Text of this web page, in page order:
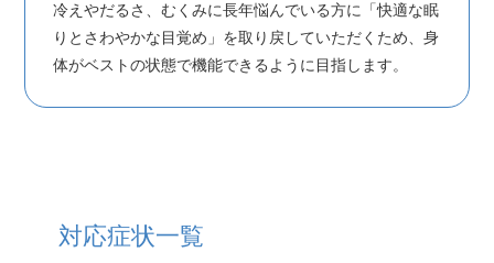
冷えやだるさ、むくみに長年悩んでいる方に「快適な眠
りとさわやかな目覚め」を取り戻していただくため、身
体がベストの状態で機能できるように目指します。
対応症状一覧